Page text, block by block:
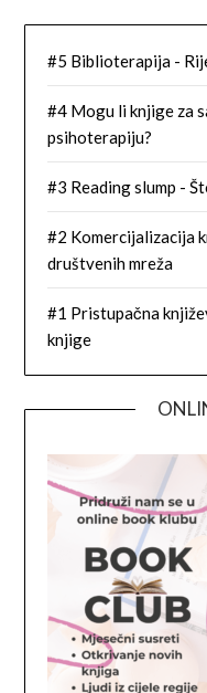
#5 Biblioterapija -
#4 Mogu li knjige za
psihoterapiju?
#3 Reading slump -
#2 Komercijalizacija
društvenih mreža
#1 Pristupačna
knjige